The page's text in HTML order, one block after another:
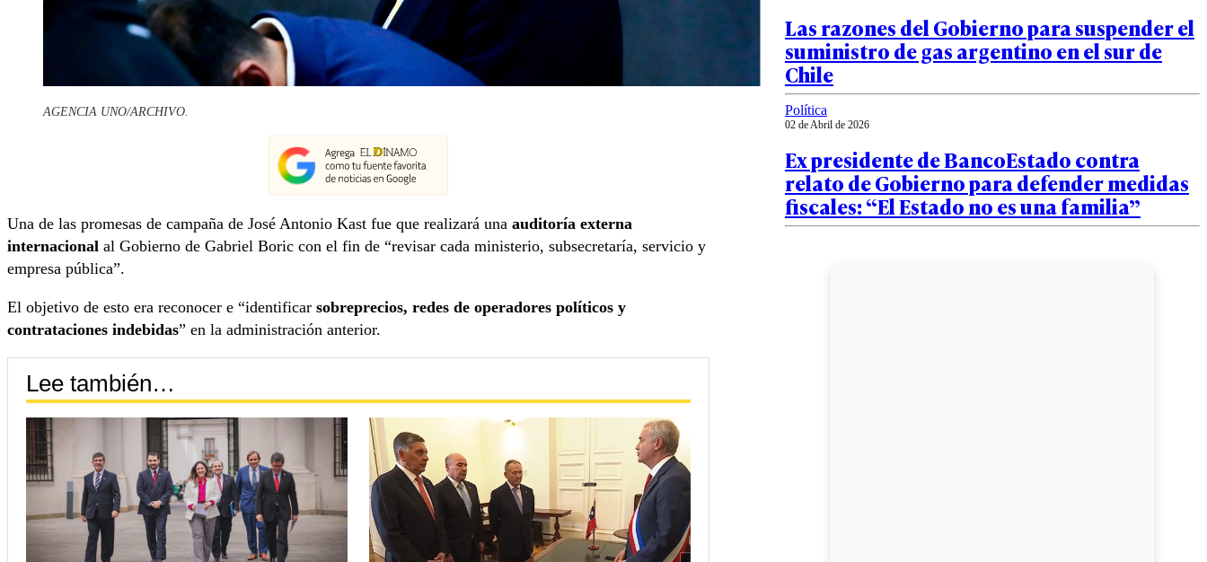
AGENCIA UNO/ARCHIVO.
Una de las promesas de campaña de José Antonio Kast fue que realizará una auditoría externa
internacional al Gobierno de Gabriel Boric con el fin de “revisar cada ministerio, subsecretaría, servicio y
empresa pública”.
El objetivo de esto era reconocer e “identificar sobreprecios, redes de operadores políticos y
contrataciones indebidas” en la administración anterior.
Lee también…
Las razones del Gobierno para suspender el
suministro de gas argentino en el sur de
Chile
Política
02 de Abril de 2026
Ex presidente de BancoEstado contra
relato de Gobierno para defender medidas
fiscales: “El Estado no es una familia”